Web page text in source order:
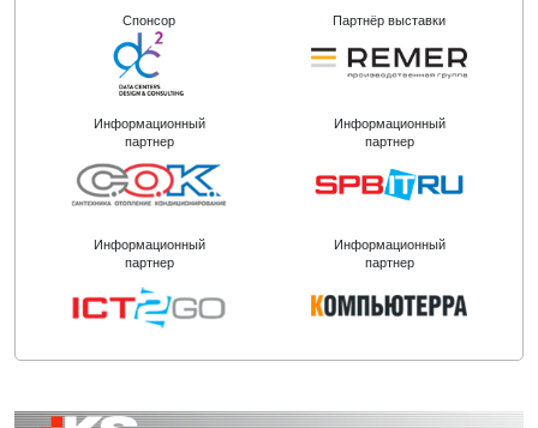
Спонсор Партнёр выставки
Информационный
партнер
Информационный
партнер
Информационный
партнер
Информационный
партнер